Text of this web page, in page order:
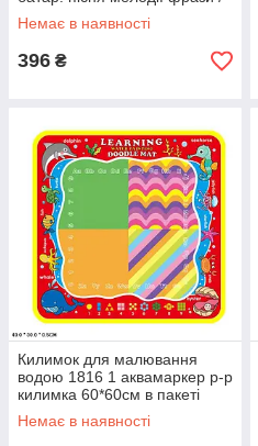
розмір іграшки 11
Немає в наявності
396 ₴
Килимок для малювання
водою 1816 1 аквамаркер р-р
килимка 60*60см в пакеті
40*30см
Немає в наявності